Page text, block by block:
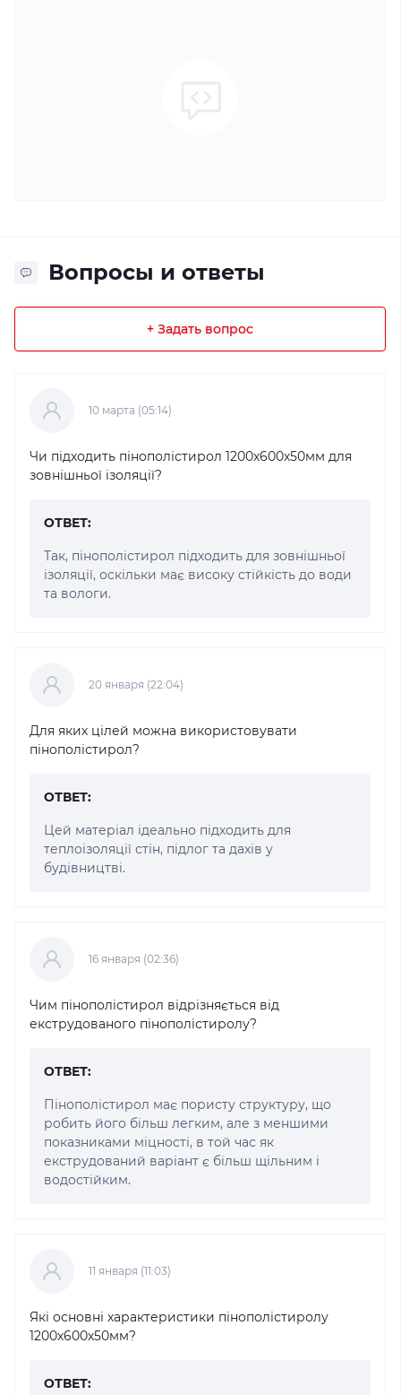
Вопросы и ответы
+ Задать вопрос
10 марта (05:14)
Чи підходить пінополістирол 1200х600х50мм для
зовнішньої ізоляції?
ОТВЕТ:
Так, пінополістирол підходить для зовнішньої
ізоляції, оскільки має високу стійкість до води
та вологи.
20 января (22:04)
Для яких цілей можна використовувати
пінополістирол?
ОТВЕТ:
Цей матеріал ідеально підходить для
теплоізоляції стін, підлог та дахів у
будівництві.
16 января (02:36)
Чим пінополістирол відрізняється від
екструдованого пінополістиролу?
ОТВЕТ:
Пінополістирол має пористу структуру, що
робить його більш легким, але з меншими
показниками міцності, в той час як
екструдований варіант є більш щільним і
водостійким.
11 января (11:03)
Які основні характеристики пінополістиролу
1200х600х50мм?
ОТВЕТ: